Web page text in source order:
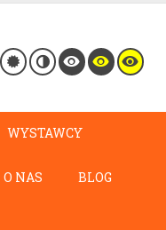
WYSTAWCY
O NAS BLOG